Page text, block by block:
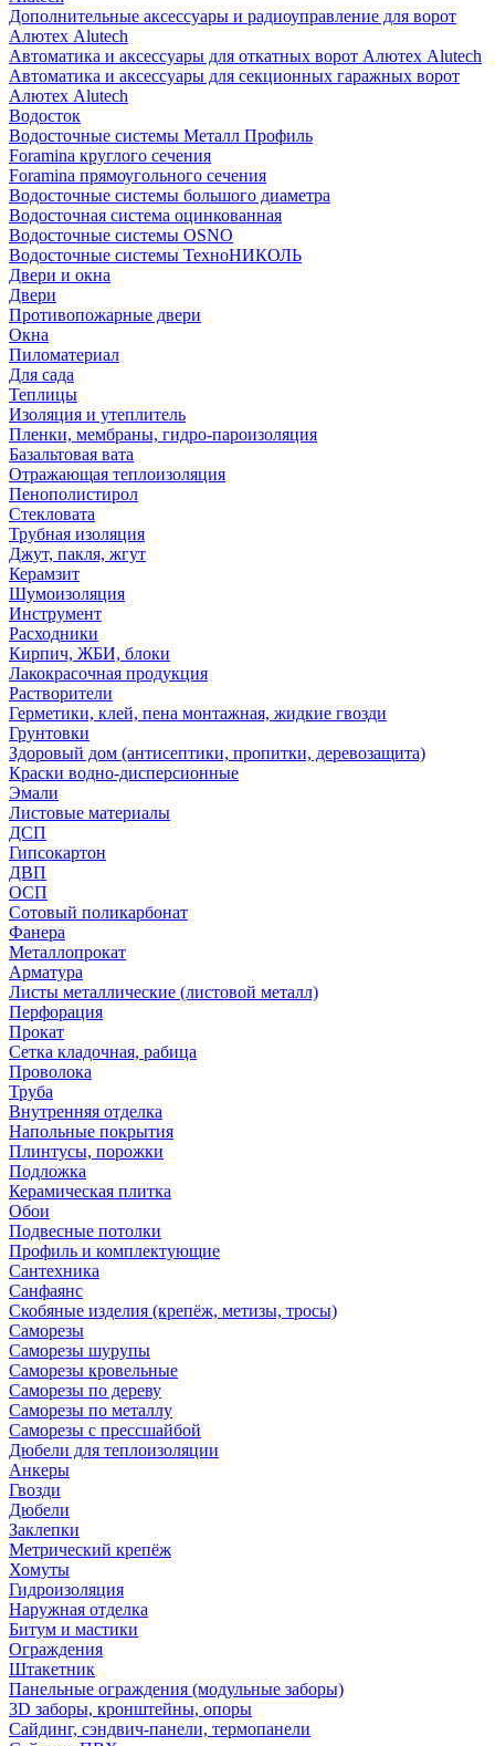
Дополнительные аксессуары и радиоуправление для ворот
Алютех Alutech
Автоматика и аксессуары для откатных ворот Алютех Alutech
Автоматика и аксессуары для секционных гаражных ворот
Алютех Alutech
Водосток
Водосточные системы Металл Профиль
Foramina круглого сечения
Foramina прямоугольного сечения
Водосточные системы большого диаметра
Водосточная система оцинкованная
Водосточные системы OSNO
Водосточные системы ТехноНИКОЛЬ
Двери и окна
Двери
Противопожарные двери
Окна
Пиломатериал
Для сада
Теплицы
Изоляция и утеплитель
Пленки, мембраны, гидро-пароизоляция
Базальтовая вата
Отражающая теплоизоляция
Пенополистирол
Стекловата
Трубная изоляция
Джут, пакля, жгут
Керамзит
Шумоизоляция
Инструмент
Расходники
Кирпич, ЖБИ, блоки
Лакокрасочная продукция
Растворители
Герметики, клей, пена монтажная, жидкие гвозди
Грунтовки
Здоровый дом (антисептики, пропитки, деревозащита)
Краски водно-дисперсионные
Эмали
Листовые материалы
ДСП
Гипсокартон
ДВП
ОСП
Сотовый поликарбонат
Фанера
Металлопрокат
Арматура
Листы металлические (листовой металл)
Перфорация
Прокат
Сетка кладочная, рабица
Проволока
Труба
Внутренняя отделка
Напольные покрытия
Плинтусы, порожки
Подложка
Керамическая плитка
Обои
Подвесные потолки
Профиль и комплектующие
Сантехника
Санфаянс
Скобяные изделия (крепёж, метизы, тросы)
Саморезы
Саморезы шурупы
Саморезы кровельные
Саморезы по дереву
Саморезы по металлу
Саморезы с прессшайбой
Дюбели для теплоизоляции
Анкеры
Гвозди
Дюбели
Заклепки
Метрический крепёж
Хомуты
Гидроизоляция
Наружная отделка
Битум и мастики
Ограждения
Штакетник
Панельные ограждения (модульные заборы)
3D заборы, кронштейны, опоры
Cайдинг, сэндвич-панели, термопанели